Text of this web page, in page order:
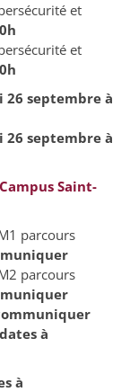
et
et
26 septembre à
26 septembre à
Campus Saint-
parcours
parcours
dates à
à